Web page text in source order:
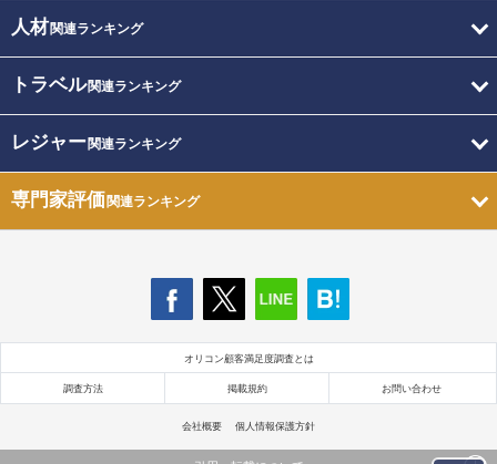
人材関連ランキング
トラベル関連ランキング
レジャー関連ランキング
専門家評価関連ランキング
オリコン顧客満足度調査とは
調査方法 掲載規約 お問い合わせ
会社概要 個人情報保護方針